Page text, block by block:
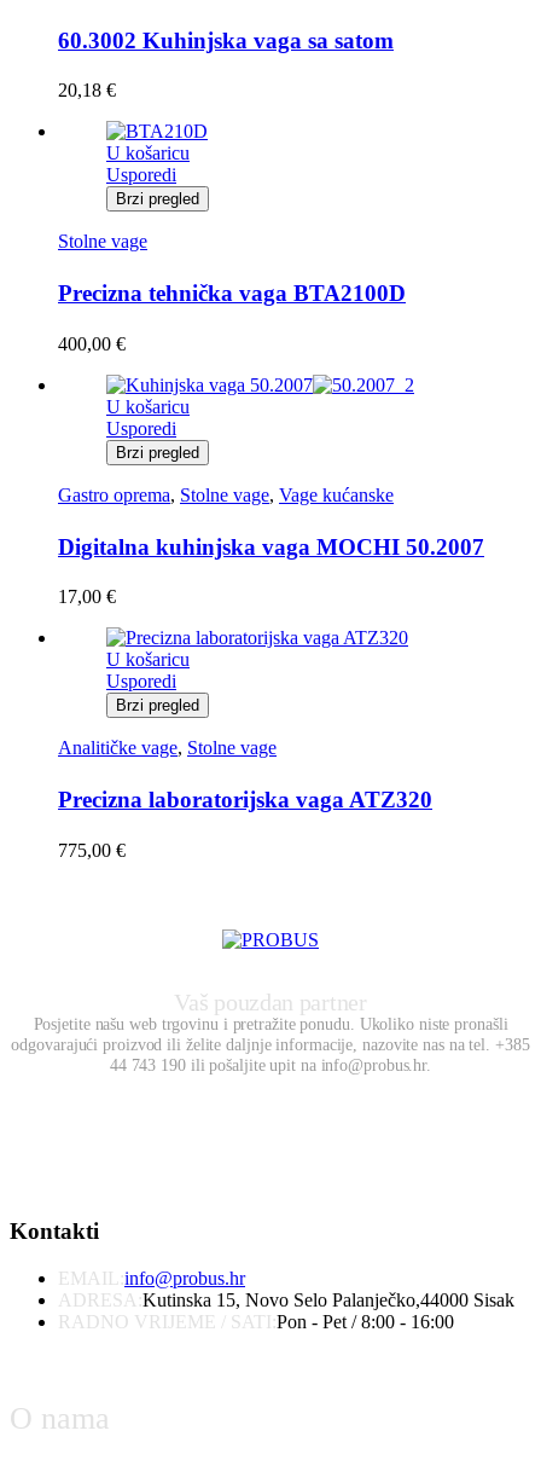
60.3002 Kuhinjska vaga sa satom
20,18 €
U košaricu
Usporedi
Brzi pregled
Stolne vage
Precizna tehnička vaga BTA2100D
400,00 €
U košaricu
Usporedi
Brzi pregled
Gastro oprema, Stolne vage, Vage kućanske
Digitalna kuhinjska vaga MOCHI 50.2007
17,00 €
U košaricu
Usporedi
Brzi pregled
Analitičke vage, Stolne vage
Precizna laboratorijska vaga ATZ320
775,00 €
Vaš pouzdan partner
Posjetite našu web trgovinu i pretražite ponudu. Ukoliko niste pronašli
odgovarajući proizvod ili želite daljnje informacije, nazovite nas na tel. +385
44 743 190 ili pošaljite upit na info@probus.hr.
Kontakti
EMAIL:info@probus.hr
ADRESA:Kutinska 15, Novo Selo Palanječko,44000 Sisak
RADNO VRIJEME / SATI:Pon - Pet / 8:00 - 16:00
O nama